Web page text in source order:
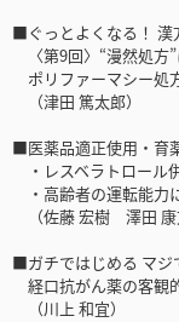
■ぐっとよくなる！ 漢
〈第9回〉“漫然処方
ポリファーマシー処
（津田 篤太郎）
■医薬品適正使用・育
・レスベラトロール
・⾼齢者の運転能⼒
（佐藤 宏樹 澤田 康
■ガチではじめる マジ
経口抗がん薬の客観
（川上 和宜）